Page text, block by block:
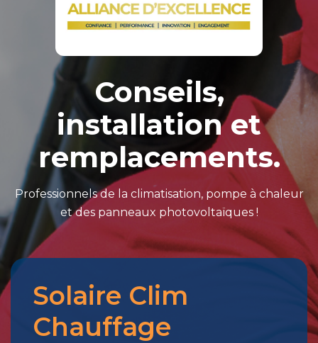
Conseils,
installation et
remplacements.
Professionnels de la climatisation, pompe à chaleur
et des panneaux photovoltaïques !
Merci
pour
votre
Solaire Clim
Chauffage